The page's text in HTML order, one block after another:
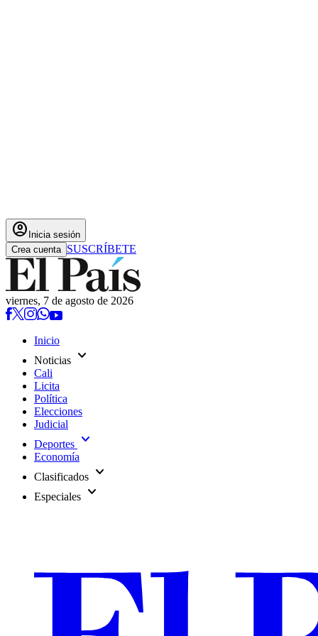
account_circle Inicia sesión
Crea cuenta SUSCRÍBETE
viernes, 7 de agosto de 2026
Inicio
Noticias expand_more
Cali
Licita
Política
Elecciones
Judicial
Deportes expand_more
Economía
Clasificados expand_more
Especiales expand_more